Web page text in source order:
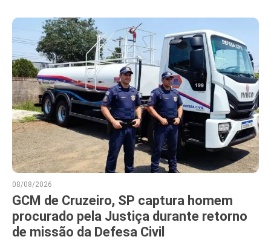
08/08/2026
GCM de Cruzeiro, SP captura homem
procurado pela Justiça durante retorno
de missão da Defesa Civil